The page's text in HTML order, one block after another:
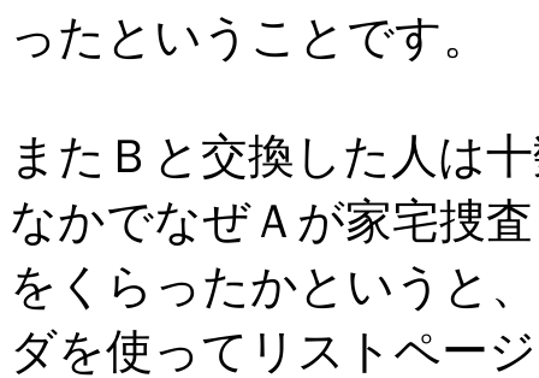
ったということです。
またＢと交換した人は
なかでなぜＡが家宅捜査
をくらったかというと
ダを使ってリストページ